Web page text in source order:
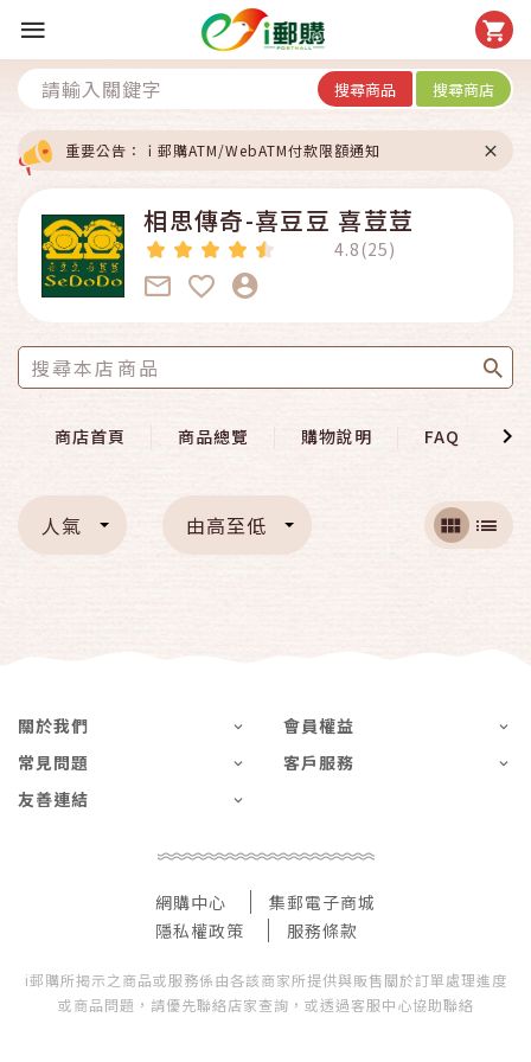
搜尋商品 搜尋商店
重要公告：ｉ郵購ATM/WebATM付款限額通知
相思傳奇-喜豆豆 喜荳荳
4.8(25)
商店首頁 商品總覽 購物說明 FAQ
人氣 由高至低
關於我們
會員權益
常見問題
客戶服務
友善連結
網購中心
集郵電子商城
隱私權政策
服務條款
i郵購所揭示之商品或服務係由各該商家所提供與販售關於訂單處理進度
或商品問題，請優先聯絡店家查詢，或透過客服中心協助聯絡